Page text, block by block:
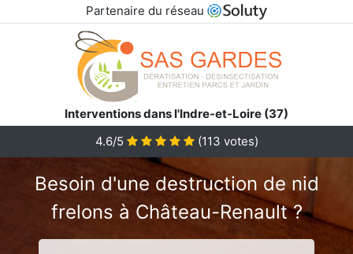
Partenaire du réseau
Interventions dans l'Indre-et-Loire (37)
4.6/5 (113 votes)
Besoin d'une destruction de nid
frelons à Château-Renault ?